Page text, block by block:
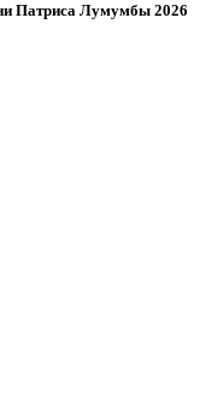
Патриса Лумумбы 2026